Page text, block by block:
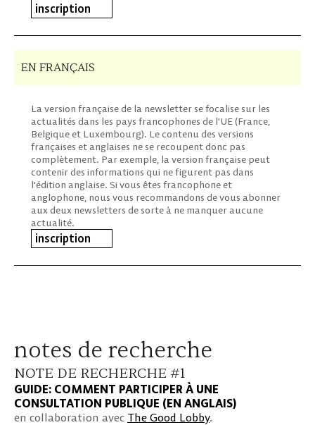
inscription
EN FRANÇAIS
La version française de la newsletter se focalise sur les
actualités dans les pays francophones de l'UE (France,
Belgique et Luxembourg). Le contenu des versions
françaises et anglaises ne se recoupent donc pas
complètement. Par exemple, la version française peut
contenir des informations qui ne figurent pas dans
l'édition anglaise. Si vous êtes francophone et
anglophone, nous vous recommandons de vous abonner
aux deux newsletters de sorte à ne manquer aucune
actualité.
inscription
notes de recherche
NOTE DE RECHERCHE #1
GUIDE: COMMENT PARTICIPER À UNE
CONSULTATION PUBLIQUE (EN ANGLAIS)
en collaboration avec The Good Lobby.